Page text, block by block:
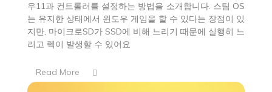
우11과 컨트롤러를 설정하는 방법을 소개합니다. 스팀 OS
는 유지한 상태에서 윈도우 게임을 할 수 있다는 장점이 있
지만, 마이크로SD가 SSD에 비해 느리기 때문에 실행히 느
리고 렉이 발생할 수 있어요
Read More